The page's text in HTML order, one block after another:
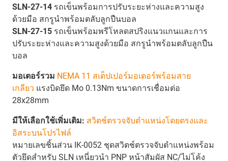
SLN-27-14 รถเข็นพร้อมการปรับระยะห่างและความสูง
ด้วยมือ สกรูนำพร้อมตลับลูกปืนบอล
SLN-27-15 รถเข็นพร้อมพรีโหลดสปริงแนวแกนและการ
ปรับระยะห่างและความสูงด้วยมือ สกรูนำพร้อมตลับลูกปืน
บอล
มอเตอร์รวม NEMA 11 สเต็ปเปอร์มอเตอร์พร้อมสาย
เกลียว แรงบิดยึด Mo 0.13Nm ขนาดการเชื่อมต่อ
28x28mm
มีให้เลือกใช้เพิ่มเติม: สวิตช์ตรวจจับตำแหน่งโดยตรงและ
อิสระบนโปรไฟล์
หมายเลขชิ้นส่วน IK-0052 ชุดสวิตช์ตรวจจับตำแหน่งพร้อม
ตัวยึดสำหรับ SLN เหนี่ยวนำ PNP หน้าสัมผัส NC/ไม่โค้ง